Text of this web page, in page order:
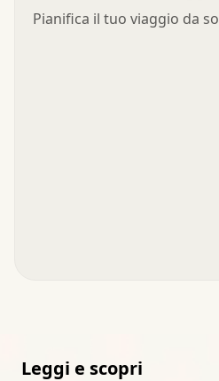
Pianifica il tuo viaggio da
Leggi e scopri